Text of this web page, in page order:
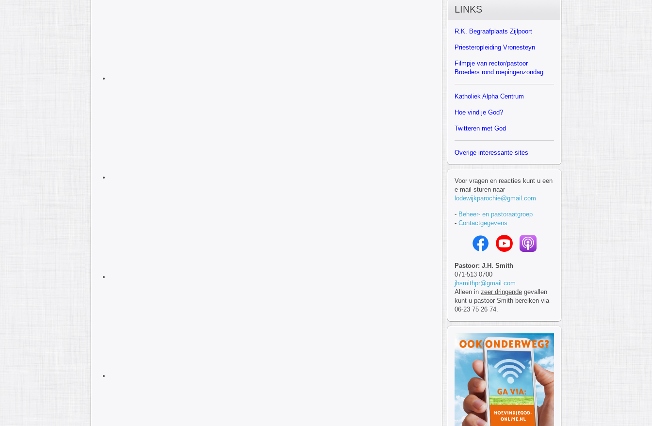
LINKS
R.K. Begraafplaats Zijlpoort
Priesteropleiding Vronesteyn
Filmpje van rector/pastoor
Broeders rond roepingenzondag
Katholiek Alpha Centrum
Hoe vind je God?
Twitteren met God
Overige interessante sites
Voor vragen en reacties kunt u een
e-mail sturen naar
lodewijkparochie@gmail.com
- Beheer- en pastoraatgroep
- Contactgegevens
Pastoor: J.H. Smith
071-513 0700
jhsmithpr@gmail.com
Alleen in zeer dringende gevallen
kunt u pastoor Smith bereiken via
06-23 75 26 74.